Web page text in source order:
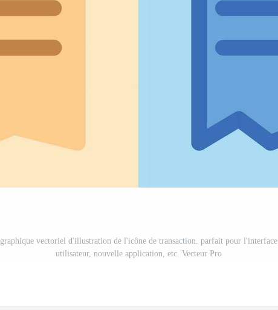
graphique vectoriel d'illustration de l'icône de transaction. parfait pour l'interface
utilisateur, nouvelle application, etc. Vecteur Pro